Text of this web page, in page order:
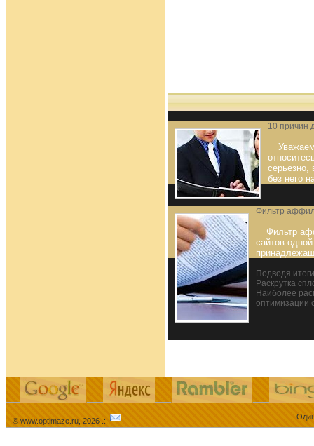
10 причин
серьезно,
без него
Фильтр
Фильтр
сайтов
Подводя
Раскрутка
Наиболее
оптимизации
© www.optimaze.ru, 2026 .:.